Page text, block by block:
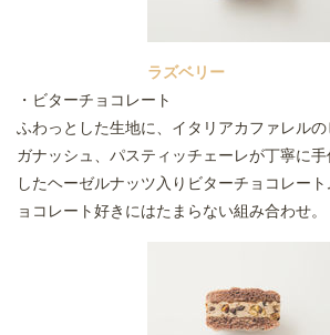
ラズベリー
・ビターチョコレート
ふわっとした生地に、イタリアカファレル
ガナッシュ、パスティッチェーレが丁寧に
したヘーゼルナッツ入りビターチョコレー
ョコレート好きにはたまらない組み合わせ。